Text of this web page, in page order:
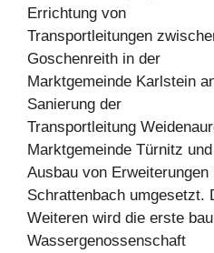
Errichtung von
Transportleitungen
Goschenreith in der
Marktgemeinde Karlstein
Sanierung der
Transportleitung
Marktgemeinde Türnitz
Ausbau von
Schrattenbach umgesetzt.
Weiteren wird die erste
Wassergenossenschaft